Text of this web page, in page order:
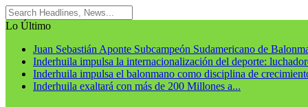
Lo Último
Juan Sebastián Aponte Subcampeón Sudamericano de
Inderhuila impulsa la internacionalización del deporte:
Inderhuila impulsa el balonmano como disciplina de
Inderhuila exaltará con más de 200 Millones a...